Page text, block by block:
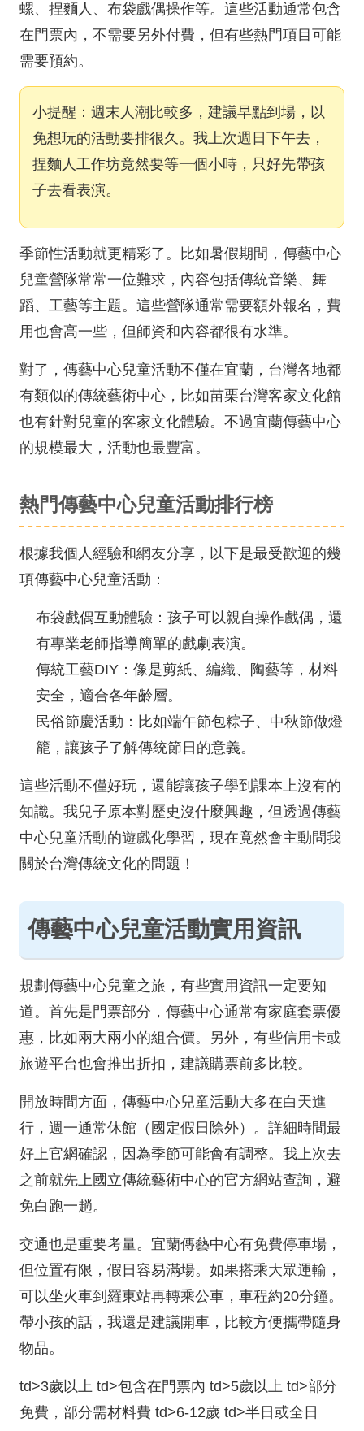
螺、捏麵人、布袋戲偶操作等。這些活動通常包含
在門票內，不需要另外付費，但有些熱門項目可能
需要預約。
小提醒：週末人潮比較多，建議早點到場，以
免想玩的活動要排很久。我上次週日下午去，
捏麵人工作坊竟然要等一個小時，只好先帶孩
子去看表演。
季節性活動就更精彩了。比如暑假期間，傳藝中心
兒童營隊常常一位難求，內容包括傳統音樂、舞
蹈、工藝等主題。這些營隊通常需要額外報名，費
用也會高一些，但師資和內容都很有水準。
對了，傳藝中心兒童活動不僅在宜蘭，台灣各地都
有類似的傳統藝術中心，比如苗栗台灣客家文化館
也有針對兒童的客家文化體驗。不過宜蘭傳藝中心
的規模最大，活動也最豐富。
熱門傳藝中心兒童活動排行榜
根據我個人經驗和網友分享，以下是最受歡迎的幾
項傳藝中心兒童活動：
布袋戲偶互動體驗：孩子可以親自操作戲偶，還
有專業老師指導簡單的戲劇表演。
傳統工藝DIY：像是剪紙、編織、陶藝等，材料
安全，適合各年齡層。
民俗節慶活動：比如端午節包粽子、中秋節做燈
籠，讓孩子了解傳統節日的意義。
這些活動不僅好玩，還能讓孩子學到課本上沒有的
知識。我兒子原本對歷史沒什麼興趣，但透過傳藝
中心兒童活動的遊戲化學習，現在竟然會主動問我
關於台灣傳統文化的問題！
傳藝中心兒童活動實用資訊
規劃傳藝中心兒童之旅，有些實用資訊一定要知
道。首先是門票部分，傳藝中心通常有家庭套票優
惠，比如兩大兩小的組合價。另外，有些信用卡或
旅遊平台也會推出折扣，建議購票前多比較。
開放時間方面，傳藝中心兒童活動大多在白天進
行，週一通常休館（國定假日除外）。詳細時間最
好上官網確認，因為季節可能會有調整。我上次去
之前就先上國立傳統藝術中心的官方網站查詢，避
免白跑一趟。
交通也是重要考量。宜蘭傳藝中心有免費停車場，
但位置有限，假日容易滿場。如果搭乘大眾運輸，
可以坐火車到羅東站再轉乘公車，車程約20分鐘。
帶小孩的話，我還是建議開車，比較方便攜帶隨身
物品。
td>3歲以上 td>包含在門票內 td>5歲以上 td>部分
免費，部分需材料費 td>6-12歲 td>半日或全日